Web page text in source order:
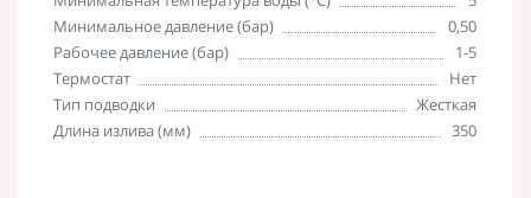
Минимальное давление (бар)
0,50
Рабочее давление (бар)
1-5
Термостат
Нет
Тип подводки
Жесткая
Длина излива (мм)
350